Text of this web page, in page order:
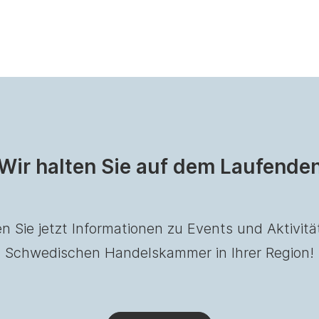
halten Sie auf dem
Sie jetzt Informationen zu Events und
Schwedischen Handelskammer in Ihrer Region!